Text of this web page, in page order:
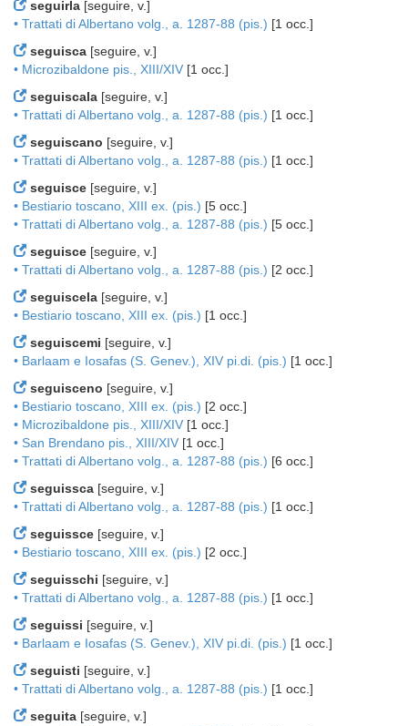
seguirla [seguire, v.]
• Trattati di Albertano volg., a. 1287-88 (pis.) [1 occ.]
seguisca [seguire, v.]
• Microzibaldone pis., XIII/XIV [1 occ.]
seguiscala [seguire, v.]
• Trattati di Albertano volg., a. 1287-88 (pis.) [1 occ.]
seguiscano [seguire, v.]
• Trattati di Albertano volg., a. 1287-88 (pis.) [1 occ.]
seguisce [seguire, v.]
• Bestiario toscano, XIII ex. (pis.) [5 occ.]
• Trattati di Albertano volg., a. 1287-88 (pis.) [5 occ.]
seguisce [seguire, v.]
• Trattati di Albertano volg., a. 1287-88 (pis.) [2 occ.]
seguiscela [seguire, v.]
• Bestiario toscano, XIII ex. (pis.) [1 occ.]
seguiscemi [seguire, v.]
• Barlaam e Iosafas (S. Genev.), XIV pi.di. (pis.) [1 occ.]
seguisceno [seguire, v.]
• Bestiario toscano, XIII ex. (pis.) [2 occ.]
• Microzibaldone pis., XIII/XIV [1 occ.]
• San Brendano pis., XIII/XIV [1 occ.]
• Trattati di Albertano volg., a. 1287-88 (pis.) [6 occ.]
seguissca [seguire, v.]
• Trattati di Albertano volg., a. 1287-88 (pis.) [1 occ.]
seguissce [seguire, v.]
• Bestiario toscano, XIII ex. (pis.) [2 occ.]
seguisschi [seguire, v.]
• Trattati di Albertano volg., a. 1287-88 (pis.) [1 occ.]
seguissi [seguire, v.]
• Barlaam e Iosafas (S. Genev.), XIV pi.di. (pis.) [1 occ.]
seguisti [seguire, v.]
• Trattati di Albertano volg., a. 1287-88 (pis.) [1 occ.]
seguita [seguire, v.]